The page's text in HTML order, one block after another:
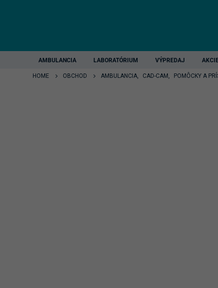
AMBULANCIA LABORATÓRIUM VÝPREDAJ
HOME OBCHOD AMBULANCIA, CAD-CAM , POMÔCKY A